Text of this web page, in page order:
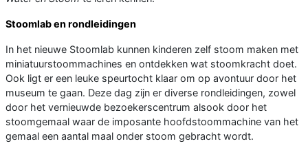
Stoomlab en rondleidingen
In het nieuwe Stoomlab kunnen kinderen zelf stoom maken met
miniatuurstoommachines en ontdekken wat stoomkracht doet.
Ook ligt er een leuke speurtocht klaar om op avontuur door het
museum te gaan. Deze dag zijn er diverse rondleidingen, zowel
door het vernieuwde bezoekerscentrum alsook door het
stoomgemaal waar de imposante hoofdstoommachine van het
gemaal een aantal maal onder stoom gebracht wordt.